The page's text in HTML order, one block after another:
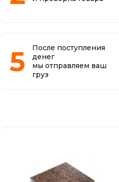
После поступления
денег
мы отправляем ваш
груз